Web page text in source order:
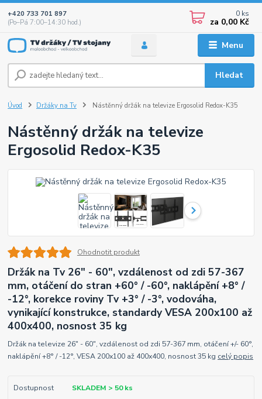
Menu
Hledat
+420 733 701 897
(Po–Pá 7:00–14:30 hod.)
0 ks
za 0,00 Kč
Úvod Držáky na Tv Nástěnný držák na televize Ergosolid Redox-K35
Nástěnný držák na televize
Ergosolid Redox-K35
Ohodnotit produkt
Držák na Tv 26" - 60", vzdálenost od zdi 57-367
mm, otáčení do stran +60° / -60°, naklápění +8° /
-12°, korekce roviny Tv +3° / -3°, vodováha,
vynikající konstrukce, standardy VESA 200x100 až
400x400, nosnost 35 kg
Držák na televize 26" - 60", vzdálenost od zdi 57-367 mm, otáčení +/- 60°,
naklápění +8° / -12°, VESA 200x100 až 400x400, nosnost 35 kg celý popis
Dostupnost
SKLADEM > 50 ks